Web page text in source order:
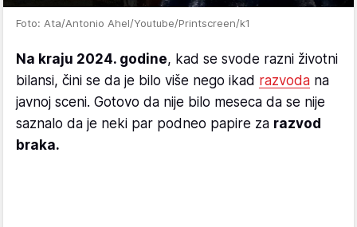
Foto: Ata/Antonio Ahel/Youtube/Printscreen/k1
Na kraju 2024. godine, kad se svode razni životni
bilansi, čini se da je bilo više nego ikad razvoda na
javnoj sceni. Gotovo da nije bilo meseca da se nije
saznalo da je neki par podneo papire za razvod
braka.